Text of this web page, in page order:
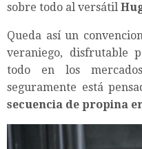
sobre todo al versátil
Queda así un
veraniego, disfrutable
todo en los
seguramente está
secuencia de propina